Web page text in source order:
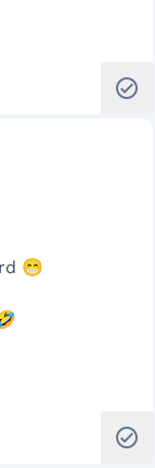
check_circle
😁
check_circle